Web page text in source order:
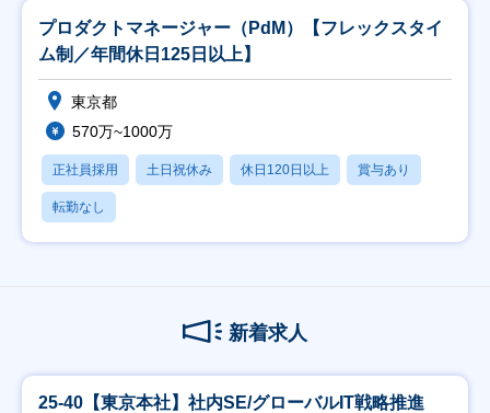
プロダクトマネージャー（PdM）【フレックスタイ
ム制／年間休日125日以上】
東京都
570万~1000万
正社員採用 土日祝休み 休日120日以上 賞与あり
転勤なし
新着求人
25-40【東京本社】社内SE/グローバルIT戦略推進